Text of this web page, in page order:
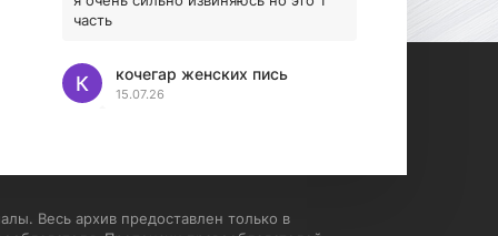
часть
кочегар женских пись
15.07.26
К
напишите блять на пк с
Весь архив предоставлен только в